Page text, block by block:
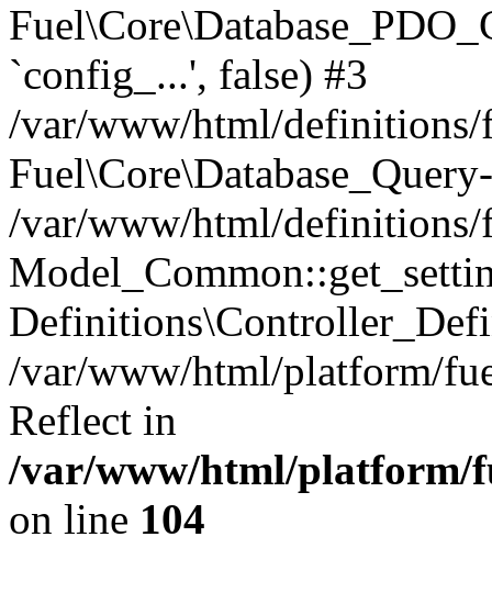
`config_...', false) #3
/var/www/html/definitions/
/var/www/html/definitions/
/var/www/html/platform/
Reflect in
/var/www/html/platform/
on line 104